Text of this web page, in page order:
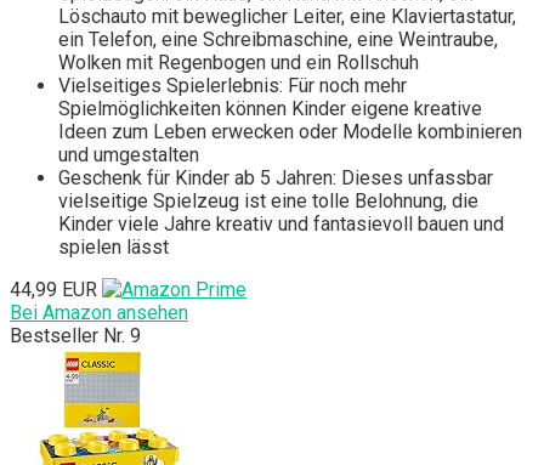
Löschauto mit beweglicher Leiter, eine Klaviertastatur,
ein Telefon, eine Schreibmaschine, eine Weintraube,
Wolken mit Regenbogen und ein Rollschuh
Vielseitiges Spielerlebnis: Für noch mehr
Spielmöglichkeiten können Kinder eigene kreative
Ideen zum Leben erwecken oder Modelle kombinieren
und umgestalten
Geschenk für Kinder ab 5 Jahren: Dieses unfassbar
vielseitige Spielzeug ist eine tolle Belohnung, die
Kinder viele Jahre kreativ und fantasievoll bauen und
spielen lässt
44,99 EUR
Bei Amazon ansehen
Bestseller Nr. 9